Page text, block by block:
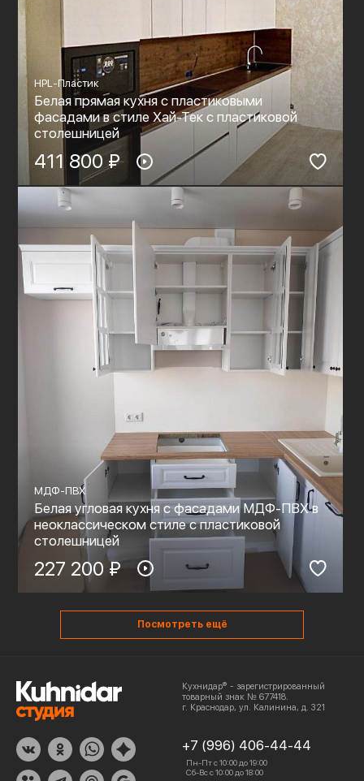
HPL-Пластик
Белая прямая кухня с пластиковыми
фасадами в стиле Хай-Тек с пластиковой
столешницей
411 800 ₽
МДФ-ПВХ
Белая угловая кухня с фасадами МДФ-ПВХ в
неоклассическом стиле с пластиковой
столешницей
227 200 ₽
Посмотреть ещё
Кухнидар® - зарегистрированный
товарный знак № 677418.
г. Краснодар, ул. Калинина, д. 321
+7 (996) 406-44-44
Пн-Пт с 10:00 до 19:00
Сб-Вс с 10:00 до 18:00